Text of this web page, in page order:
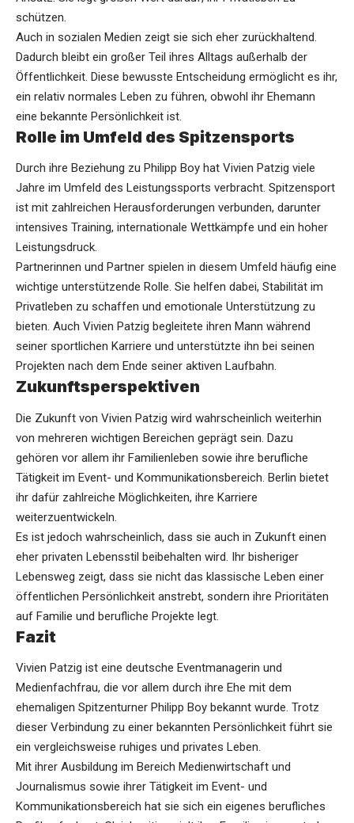
schützen.
Auch in sozialen Medien zeigt sie sich eher zurückhaltend.
Dadurch bleibt ein großer Teil ihres Alltags außerhalb der
Öffentlichkeit. Diese bewusste Entscheidung ermöglicht es ihr,
ein relativ normales Leben zu führen, obwohl ihr Ehemann
eine bekannte Persönlichkeit ist.
Rolle im Umfeld des Spitzensports
Durch ihre Beziehung zu Philipp Boy hat Vivien Patzig viele
Jahre im Umfeld des Leistungssports verbracht. Spitzensport
ist mit zahlreichen Herausforderungen verbunden, darunter
intensives Training, internationale Wettkämpfe und ein hoher
Leistungsdruck.
Partnerinnen und Partner spielen in diesem Umfeld häufig eine
wichtige unterstützende Rolle. Sie helfen dabei, Stabilität im
Privatleben zu schaffen und emotionale Unterstützung zu
bieten. Auch Vivien Patzig begleitete ihren Mann während
seiner sportlichen Karriere und unterstützte ihn bei seinen
Projekten nach dem Ende seiner aktiven Laufbahn.
Zukunftsperspektiven
Die Zukunft von Vivien Patzig wird wahrscheinlich weiterhin
von mehreren wichtigen Bereichen geprägt sein. Dazu
gehören vor allem ihr Familienleben sowie ihre berufliche
Tätigkeit im Event- und Kommunikationsbereich. Berlin bietet
ihr dafür zahlreiche Möglichkeiten, ihre Karriere
weiterzuentwickeln.
Es ist jedoch wahrscheinlich, dass sie auch in Zukunft einen
eher privaten Lebensstil beibehalten wird. Ihr bisheriger
Lebensweg zeigt, dass sie nicht das klassische Leben einer
öffentlichen Persönlichkeit anstrebt, sondern ihre Prioritäten
auf Familie und berufliche Projekte legt.
Fazit
Vivien Patzig ist eine deutsche Eventmanagerin und
Medienfachfrau, die vor allem durch ihre Ehe mit dem
ehemaligen Spitzenturner Philipp Boy bekannt wurde. Trotz
dieser Verbindung zu einer bekannten Persönlichkeit führt sie
ein vergleichsweise ruhiges und privates Leben.
Mit ihrer Ausbildung im Bereich Medienwirtschaft und
Journalismus sowie ihrer Tätigkeit im Event- und
Kommunikationsbereich hat sie sich ein eigenes berufliches